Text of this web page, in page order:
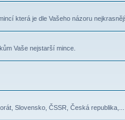
která je dle Vašeho názoru
Vaše nejstarší mince.
Slovensko, ČSSR, Česká republika,...